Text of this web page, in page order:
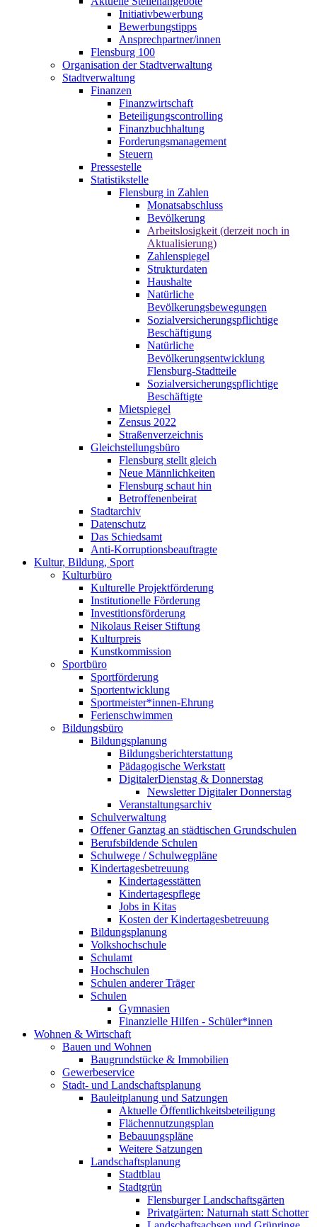
Initiativbewerbung
Bewerbungstipps
Ansprechpartner/innen
Flensburg 100
Organisation der Stadtverwaltung
Stadtverwaltung
Finanzen
Finanzwirtschaft
Beteiligungscontrolling
Finanzbuchhaltung
Forderungsmanagement
Steuern
Pressestelle
Statistikstelle
Flensburg in Zahlen
Monatsabschluss
Bevölkerung
Arbeitslosigkeit (derzeit noch in
Aktualisierung)
Zahlenspiegel
Strukturdaten
Haushalte
Natürliche
Bevölkerungsbewegungen
Sozialversicherungspflichtige
Beschäftigung
Natürliche
Bevölkerungsentwicklung
Flensburg-Stadtteile
Sozialversicherungspflichtige
Beschäftigte
Mietspiegel
Zensus 2022
Straßenverzeichnis
Gleichstellungsbüro
Flensburg stellt gleich
Neue Männlichkeiten
Flensburg schaut hin
Betroffenenbeirat
Stadtarchiv
Datenschutz
Das Schiedsamt
Anti-Korruptionsbeauftragte
Kultur, Bildung, Sport
Kulturbüro
Kulturelle Projektförderung
Institutionelle Förderung
Investitionsförderung
Nikolaus Reiser Stiftung
Kulturpreis
Kunstkommission
Sportbüro
Sportförderung
Sportentwicklung
Sportmeister*innen-Ehrung
Ferienschwimmen
Bildungsbüro
Bildungsplanung
Bildungsberichterstattung
Pädagogische Werkstatt
DigitalerDienstag & Donnerstag
Newsletter Digitaler Donnerstag
Veranstaltungsarchiv
Schulverwaltung
Offener Ganztag an städtischen Grundschulen
Berufsbildende Schulen
Schulwege / Schulwegpläne
Kindertagesbetreuung
Kindertagesstätten
Kindertagespflege
Jobs in Kitas
Kosten der Kindertagesbetreuung
Bildungsplanung
Volkshochschule
Schulamt
Hochschulen
Schulen anderer Träger
Schulen
Gymnasien
Finanzielle Hilfen - Schüler*innen
Wohnen & Wirtschaft
Bauen und Wohnen
Baugrundstücke & Immobilien
Gewerbeservice
Stadt- und Landschaftsplanung
Bauleitplanung und Satzungen
Aktuelle Öffentlichkeitsbeteiligung
Flächennutzungsplan
Bebauungspläne
Weitere Satzungen
Landschaftsplanung
Stadtblau
Stadtgrün
Flensburger Landschaftsgärten
Privatgärten: Naturnah statt Schotter